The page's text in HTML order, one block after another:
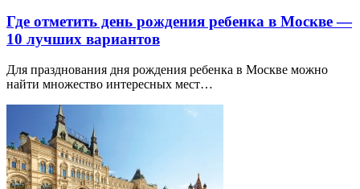
Где отметить день рождения ребенка в Москве —
10 лучших вариантов
Для празднования дня рождения ребенка в Москве можно
найти множество интересных мест…